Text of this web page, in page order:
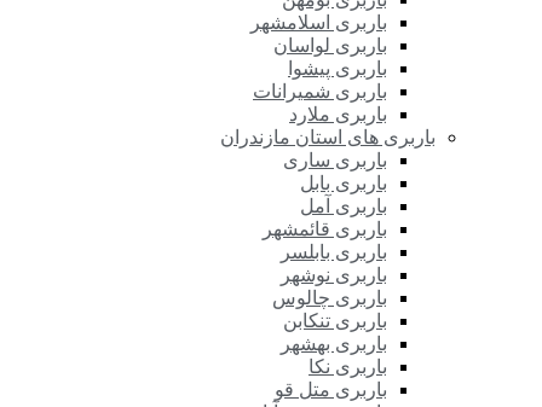
باربری اسلامشهر
باربری لواسان
باربری پیشوا
باربری شمیرانات
باربری ملارد
باربری های استان مازندران
باربری ساری
باربری بابل
باربری آمل
باربری قائمشهر
باربری بابلسر
باربری نوشهر
باربری چالوس
باربری تنکابن
باربری بهشهر
باربری نکا
باربری متل قو